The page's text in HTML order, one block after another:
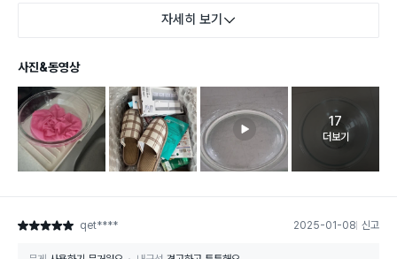
자세히 보기
사진&동영상
고객 리뷰
17
더보기
별점 5점 qet**** 2025-01-08 신고